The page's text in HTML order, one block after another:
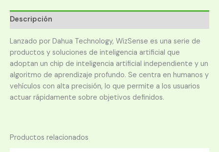
Descripción
Lanzado por Dahua Technology, WizSense es una serie de
productos y soluciones de inteligencia artificial que
adoptan un chip de inteligencia artificial independiente y un
algoritmo de aprendizaje profundo. Se centra en humanos y
vehículos con alta precisión, lo que permite a los usuarios
actuar rápidamente sobre objetivos definidos.
Productos relacionados